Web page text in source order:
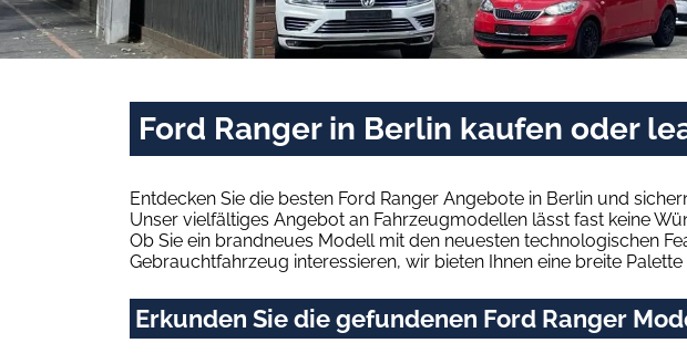
Ford Ranger in Berlin kaufen oder
Entdecken Sie die besten Ford Ranger Angebote in Berlin und
Unser vielfältiges Angebot an Fahrzeugmodellen lässt fast keine
Ob Sie ein brandneues Modell mit den neuesten technologischen
Gebrauchtfahrzeug interessieren, wir bieten Ihnen eine breite Palette
Erkunden Sie die gefundenen Ford Ranger